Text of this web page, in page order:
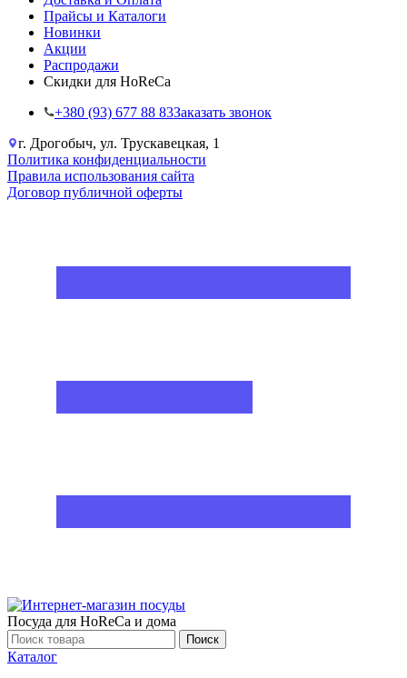
Прайсы и Каталоги
Новинки
Акции
Распродажи
Скидки для HoReCa
+38‎0 (93) 677 88 83Заказать звонок
г. Дрогобыч, ул. Трускавецкая, 1
Политика конфиденциальности
Правила использования сайта
Договор публичной оферты
Посуда для HoReCa и дома
Поиск
Каталог